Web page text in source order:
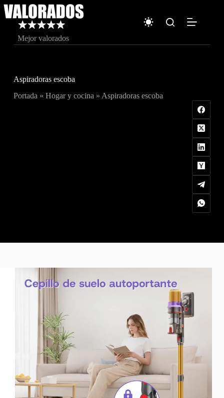
Saltar
al
contenido
Mejor valorados
Aspiradoras escoba
Portada » Hogar y cocina » Aspiradoras escoba